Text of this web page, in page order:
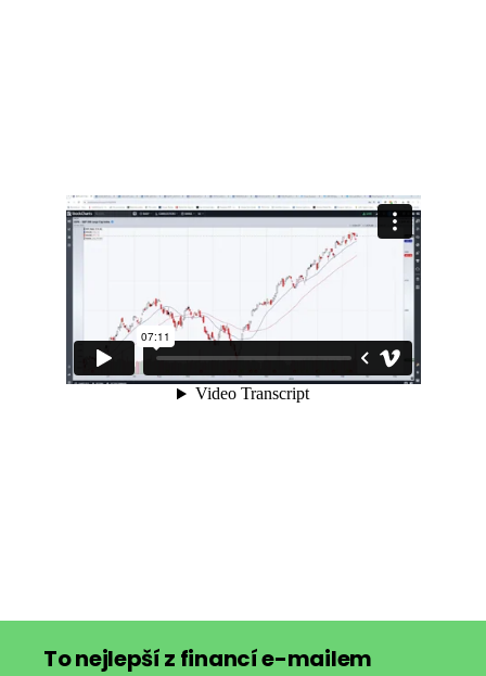
To nejlepší z financí e-mailem